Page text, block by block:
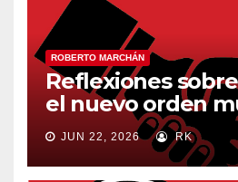
ROBERTO MARCHÁN
Reflexiones
el nuevo orden
JUN 22, 2026 RK